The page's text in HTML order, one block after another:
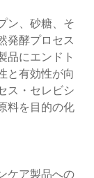
ン、砂糖、そ
発酵プロセス
品にエンドト
と有効性が向
ス・セレビシ
料を目的の化